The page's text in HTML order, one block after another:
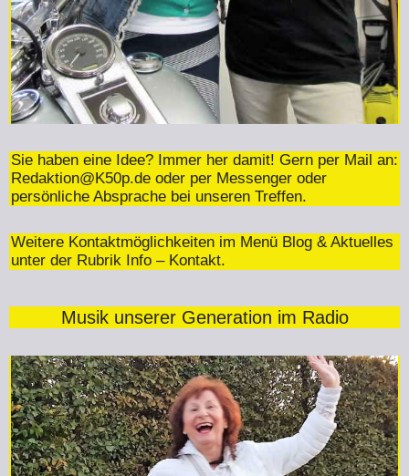
Sie haben eine Idee? Immer her damit! Gern per Mail an:
Redaktion@K50p.de oder per Messenger oder
persönliche Absprache bei unseren Treffen.
Weitere Kontaktmöglichkeiten im Menü Blog & Aktuelles
unter der Rubrik Info – Kontakt.
Musik unserer Generation im Radio